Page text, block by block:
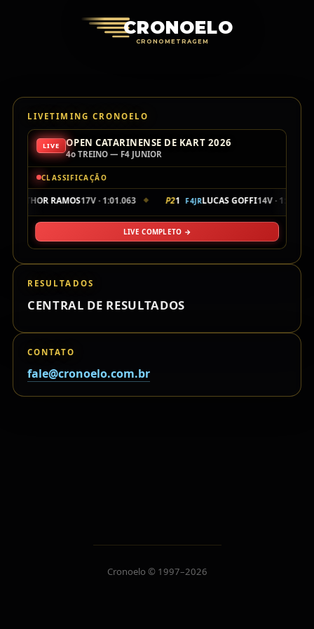
CRONOELO
CRONOMETRAGEM
LIVETIMING CRONOELO
LIVE OPEN CATARINENSE DE KART 2026
4o TREINO — F4 JUNIOR
CLASSIFICAÇÃO
THOR RAMOS17V · 1:01.063 ◆ P21 F4JRLUCAS GOFFI14V · 1:01.256
LIVE COMPLETO →
RESULTADOS
CENTRAL DE RESULTADOS
CONTATO
fale@cronoelo.com.br
Cronoelo © 1997–2026